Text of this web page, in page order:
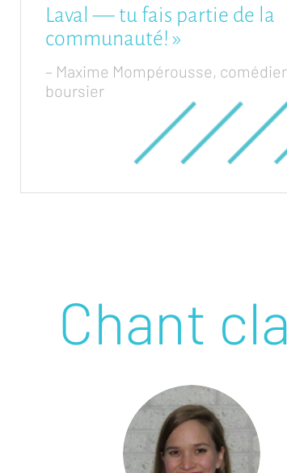
Laval — tu fais partie de la
communauté! »
– Maxime Mompérousse,
boursier
Chant